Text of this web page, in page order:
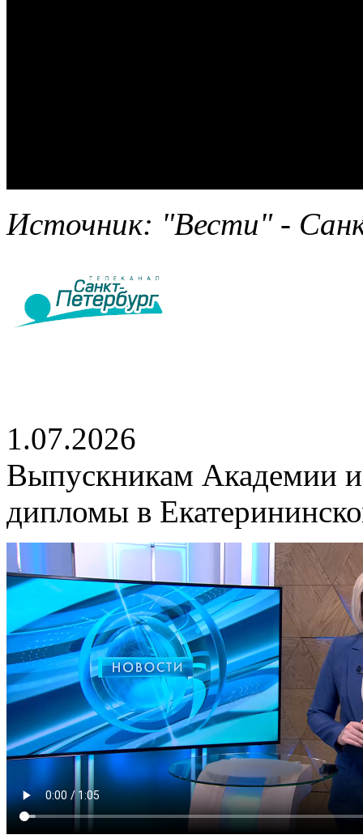
Источник: "Вести" -
1.07.2026
Выпускникам Академии
дипломы в